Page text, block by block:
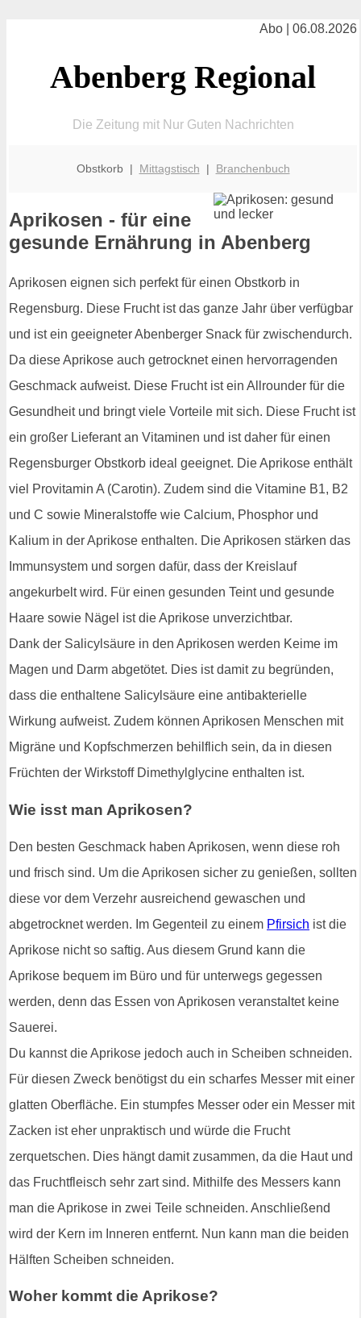
Abo | 06.08.2026
Abenberg Regional
Die Zeitung mit Nur Guten Nachrichten
Obstkorb | Mittagstisch | Branchenbuch
Aprikosen - für eine
gesunde Ernährung in Abenberg
Aprikosen eignen sich perfekt für einen Obstkorb in
Regensburg. Diese Frucht ist das ganze Jahr über verfügbar
und ist ein geeigneter Abenberger Snack für zwischendurch.
Da diese Aprikose auch getrocknet einen hervorragenden
Geschmack aufweist. Diese Frucht ist ein Allrounder für die
Gesundheit und bringt viele Vorteile mit sich. Diese Frucht ist
ein großer Lieferant an Vitaminen und ist daher für einen
Regensburger Obstkorb ideal geeignet. Die Aprikose enthält
viel Provitamin A (Carotin). Zudem sind die Vitamine B1, B2
und C sowie Mineralstoffe wie Calcium, Phosphor und
Kalium in der Aprikose enthalten. Die Aprikosen stärken das
Immunsystem und sorgen dafür, dass der Kreislauf
angekurbelt wird. Für einen gesunden Teint und gesunde
Haare sowie Nägel ist die Aprikose unverzichtbar.
Dank der Salicylsäure in den Aprikosen werden Keime im
Magen und Darm abgetötet. Dies ist damit zu begründen,
dass die enthaltene Salicylsäure eine antibakterielle
Wirkung aufweist. Zudem können Aprikosen Menschen mit
Migräne und Kopfschmerzen behilflich sein, da in diesen
Früchten der Wirkstoff Dimethylglycine enthalten ist.
Wie isst man Aprikosen?
Den besten Geschmack haben Aprikosen, wenn diese roh
und frisch sind. Um die Aprikosen sicher zu genießen, sollten
diese vor dem Verzehr ausreichend gewaschen und
abgetrocknet werden. Im Gegenteil zu einem Pfirsich ist die
Aprikose nicht so saftig. Aus diesem Grund kann die
Aprikose bequem im Büro und für unterwegs gegessen
werden, denn das Essen von Aprikosen veranstaltet keine
Sauerei.
Du kannst die Aprikose jedoch auch in Scheiben schneiden.
Für diesen Zweck benötigst du ein scharfes Messer mit einer
glatten Oberfläche. Ein stumpfes Messer oder ein Messer mit
Zacken ist eher unpraktisch und würde die Frucht
zerquetschen. Dies hängt damit zusammen, da die Haut und
das Fruchtfleisch sehr zart sind. Mithilfe des Messers kann
man die Aprikose in zwei Teile schneiden. Anschließend
wird der Kern im Inneren entfernt. Nun kann man die beiden
Hälften Scheiben schneiden.
Woher kommt die Aprikose?